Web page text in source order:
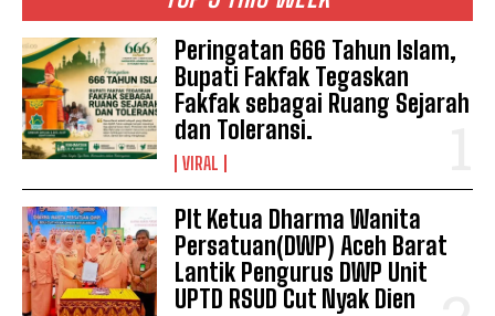
Peringatan 666 Tahun Islam,
Bupati Fakfak Tegaskan
Fakfak sebagai Ruang Sejarah
dan Toleransi.
VIRAL
Plt Ketua Dharma Wanita
Persatuan(DWP) Aceh Barat
Lantik Pengurus DWP Unit
UPTD RSUD Cut Nyak Dien